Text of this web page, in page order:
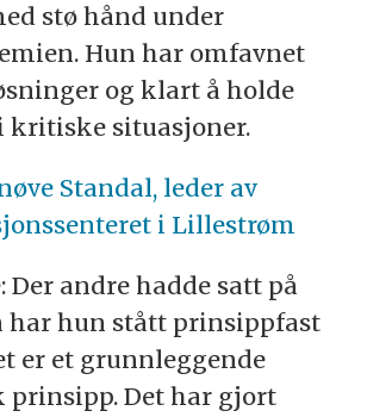
stø hånd under
Hun har omfavnet
og klart å holde
kritiske situasjoner.
Standal, leder av
i Lillestrøm
Der andre hadde satt på
har hun stått prinsippfast
er et grunnleggende
prinsipp. Det har gjort